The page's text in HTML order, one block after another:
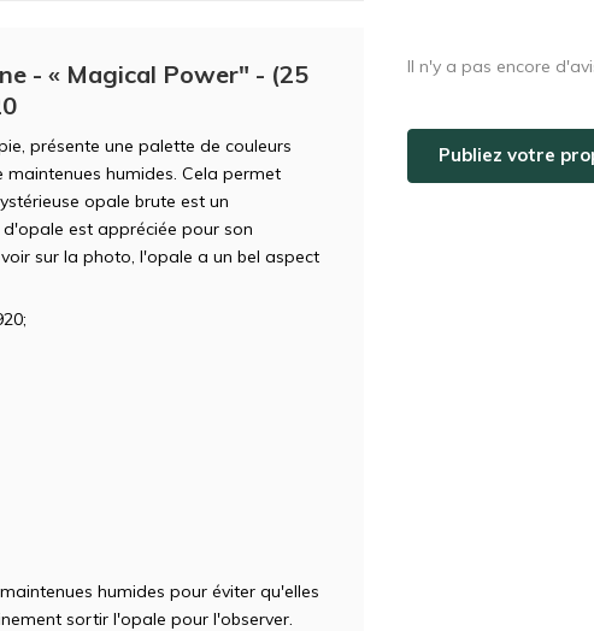
- « Magical Power" - (25
présente une palette de couleurs
humides. Cela permet
opale brute est un
est appréciée pour son
sur la photo, l'opale a un bel aspect
humides pour éviter qu'elles
sortir l'opale pour l'observer.
Il n'y a pas encore
Publiez votre